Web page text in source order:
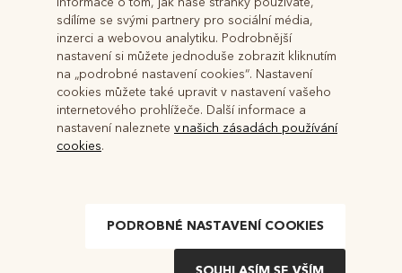
Dokumenty
Pozemek Újezd územní plán
Pozemek Újezd - GPS souřadnice
Pozemek Újezd
sdílíme se svými partnery pro sociální média,
inzerci a webovou analytiku. Podrobnější
nastavení si můžete jednoduše zobrazit kliknutím
na „podrobné nastavení cookies“. Nastavení
cookies můžete také upravit v nastavení vašeho
internetového prohlížeče. Další informace a
nastavení naleznete v našich zásadách používání
cookies.
PODROBNÉ NASTAVENÍ COOKIES